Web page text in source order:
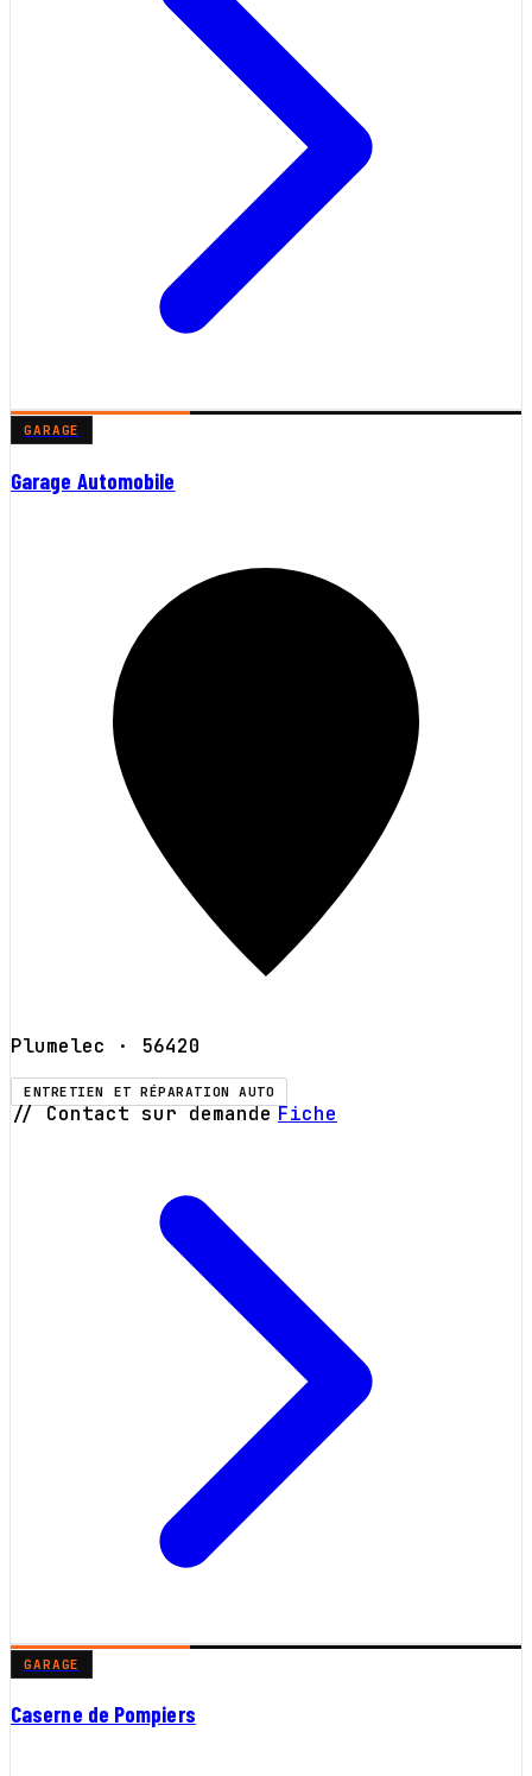
GARAGE
Garage Automobile
Plumelec · 56420
ENTRETIEN ET RÉPARATION AUTO
// Contact sur demande Fiche
GARAGE
Caserne de Pompiers